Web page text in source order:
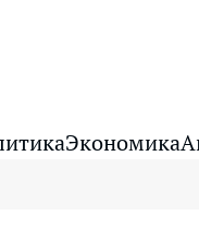
Экономика